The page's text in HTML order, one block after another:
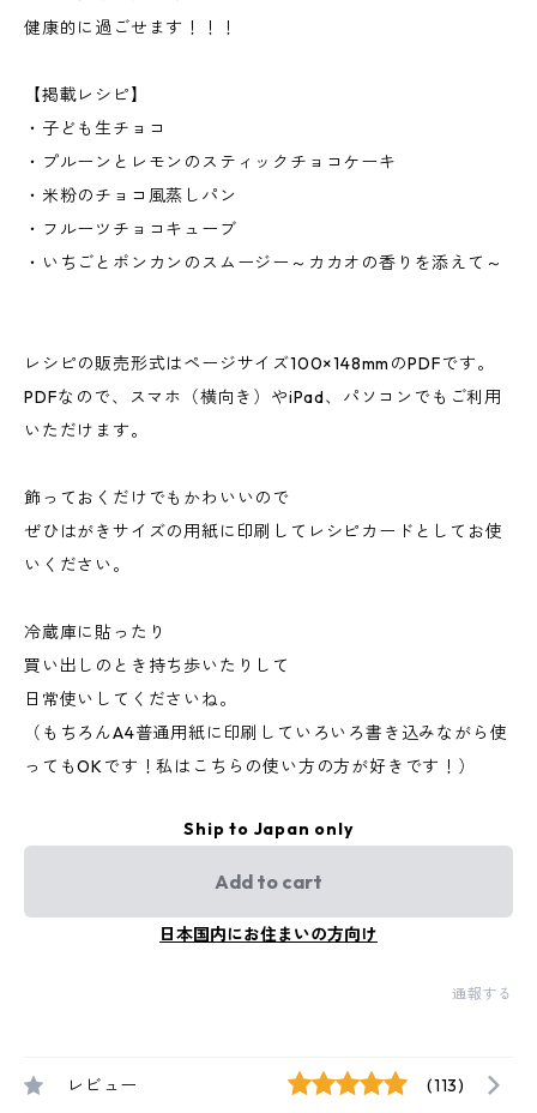
健康的に過ごせます！！！
【掲載レシピ】
・子ども生チョコ
・プルーンとレモンのスティックチョコケーキ
・米粉のチョコ風蒸しパン
・フルーツチョコキューブ
・いちごとポンカンのスムージー～カカオの香りを添えて～
レシピの販売形式はページサイズ100×148mmのPDFです。
PDFなので、スマホ（横向き）やiPad、パソコンでもご利用
いただけます。
飾っておくだけでもかわいいので
ぜひはがきサイズの用紙に印刷してレシピカードとしてお使
いください。
冷蔵庫に貼ったり
買い出しのとき持ち歩いたりして
日常使いしてくださいね。
（もちろんA4普通用紙に印刷していろいろ書き込みながら使
ってもOKです！私はこちらの使い方の方が好きです！）
Ship to Japan only
Add to cart
日本国内にお住まいの方向け
通報する
レビュー (113)